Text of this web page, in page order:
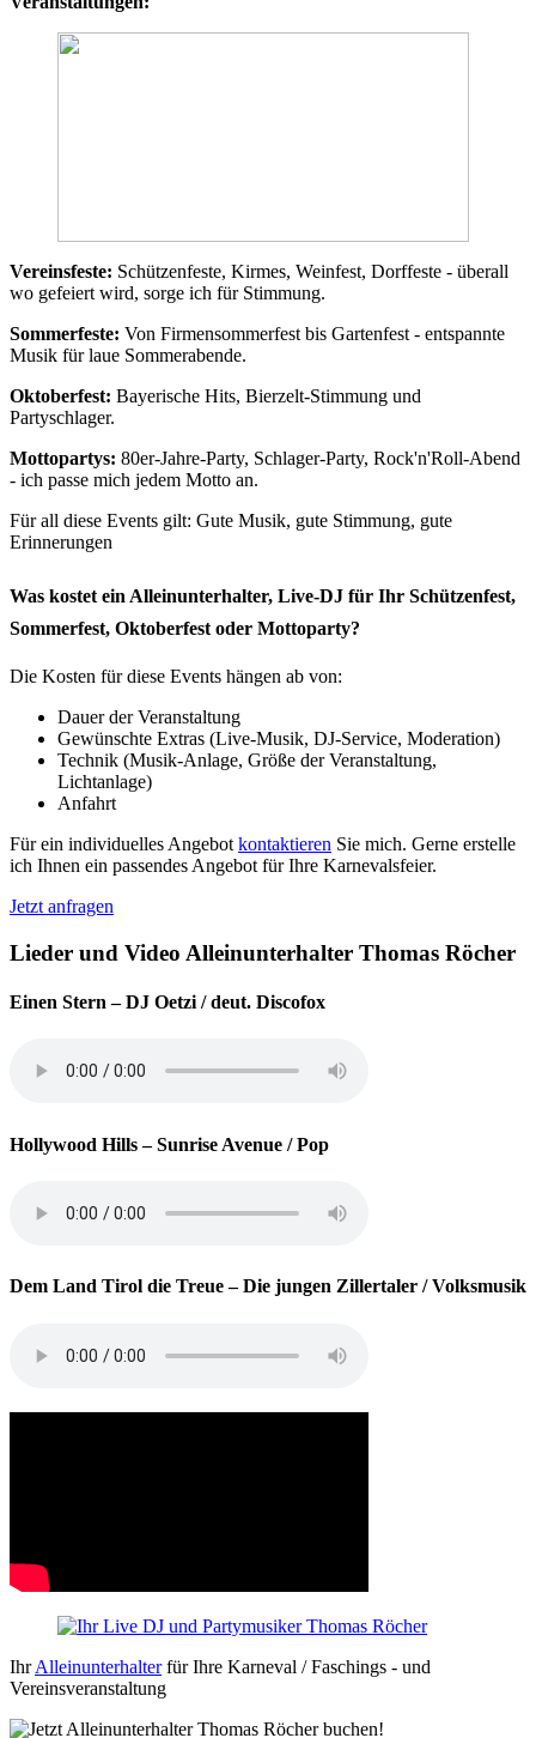
Vereinsfeste: Schützenfeste, Kirmes, Weinfest, Dorffeste - überall
wo gefeiert wird, sorge ich für Stimmung.
Sommerfeste: Von Firmensommerfest bis Gartenfest - entspannte
Musik für laue Sommerabende.
Oktoberfest: Bayerische Hits, Bierzelt-Stimmung und
Partyschlager.
Mottopartys: 80er-Jahre-Party, Schlager-Party, Rock'n'Roll-Abend
- ich passe mich jedem Motto an.
Für all diese Events gilt: Gute Musik, gute Stimmung, gute
Erinnerungen
Was kostet ein Alleinunterhalter, Live-DJ für Ihr Schützenfest,
Sommerfest, Oktoberfest oder Mottoparty?
Die Kosten für diese Events hängen ab von:
Dauer der Veranstaltung
Gewünschte Extras (Live-Musik, DJ-Service, Moderation)
Technik (Musik-Anlage, Größe der Veranstaltung,
Lichtanlage)
Anfahrt
Für ein individuelles Angebot kontaktieren Sie mich. Gerne erstelle
ich Ihnen ein passendes Angebot für Ihre Karnevalsfeier.
Jetzt anfragen
Lieder und Video Alleinunterhalter Thomas Röcher
Einen Stern – DJ Oetzi / deut. Discofox
Hollywood Hills– Sunrise Avenue / Pop
Dem Land Tirol die Treue– Die jungen Zillertaler / Volksmusik
IhrAlleinunterhalterfür Ihre Karneval / Faschings - und
Vereinsveranstaltung